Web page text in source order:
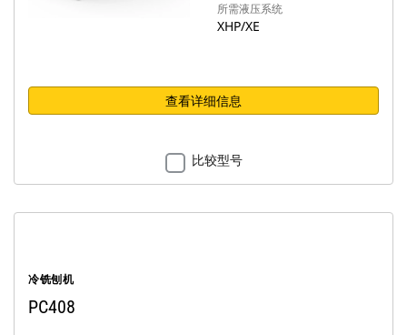
所需液压系统
XHP/XE
查看详细信息
比较型号
冷铣刨机
PC408